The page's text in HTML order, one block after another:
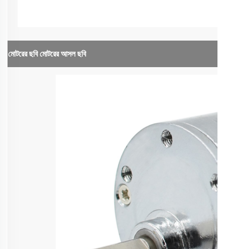
মোটরের ছবিমোটরের আসল ছবি